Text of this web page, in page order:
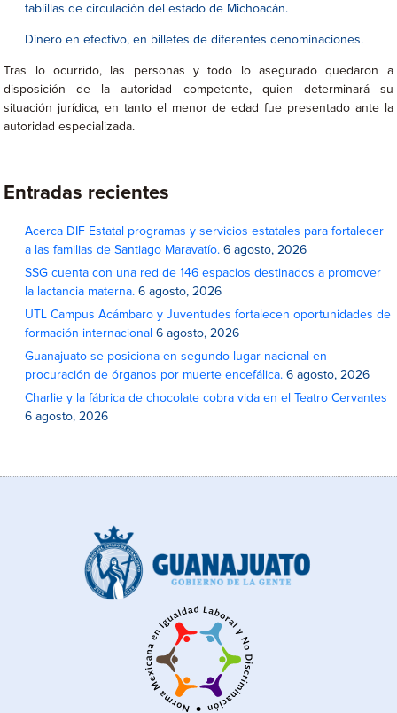
tablillas de circulación del estado de Michoacán.
Dinero en efectivo, en billetes de diferentes denominaciones.
Tras lo ocurrido, las personas y todo lo asegurado quedaron a
disposición de la autoridad competente, quien determinará su
situación jurídica, en tanto el menor de edad fue presentado ante la
autoridad especializada.
Entradas recientes
Acerca DIF Estatal programas y servicios estatales para fortalecer
a las familias de Santiago Maravatío. 6 agosto, 2026
SSG cuenta con una red de 146 espacios destinados a promover
la lactancia materna. 6 agosto, 2026
UTL Campus Acámbaro y Juventudes fortalecen oportunidades de
formación internacional 6 agosto, 2026
Guanajuato se posiciona en segundo lugar nacional en
procuración de órganos por muerte encefálica. 6 agosto, 2026
Charlie y la fábrica de chocolate cobra vida en el Teatro Cervantes
6 agosto, 2026